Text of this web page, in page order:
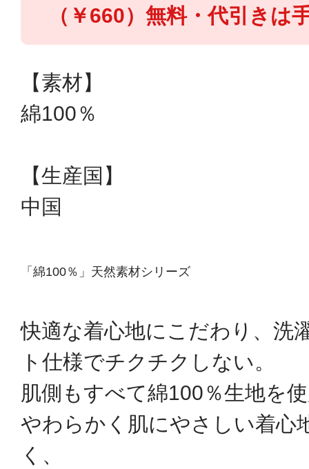
（￥660）無料・代引きは
【素材】
綿100％
【生産国】
中国
「綿100％」天然素材シリーズ
快適な着心地にこだわり、洗
ト仕様でチクチクしない。
肌側もすべて綿100％生地を
やわらかく肌にやさしい着心
く、